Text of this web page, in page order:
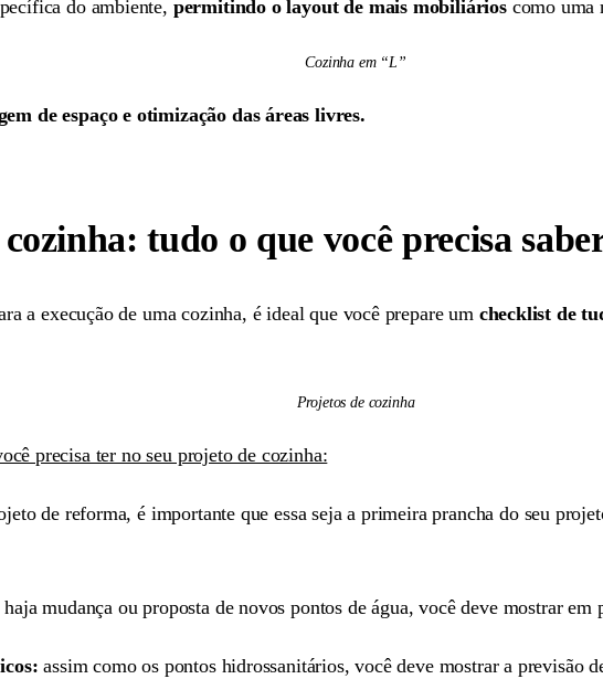
do ambiente, permitindo o layout de mais mobiliárioscomo uma
Cozinha em “L”
de espaço e otimização das áreas livres.
tudo o que você precisa
a execução de uma cozinha, é ideal que você prepare um checklist de
Projetos de cozinha
precisa ter no seu projeto de cozinha:
de reforma, é importante que essa seja a primeira prancha do seu
haja mudança ou proposta de novos pontos de água, você deve mostrar
assim como os pontos hidrossanitários, você deve mostrar a previsão